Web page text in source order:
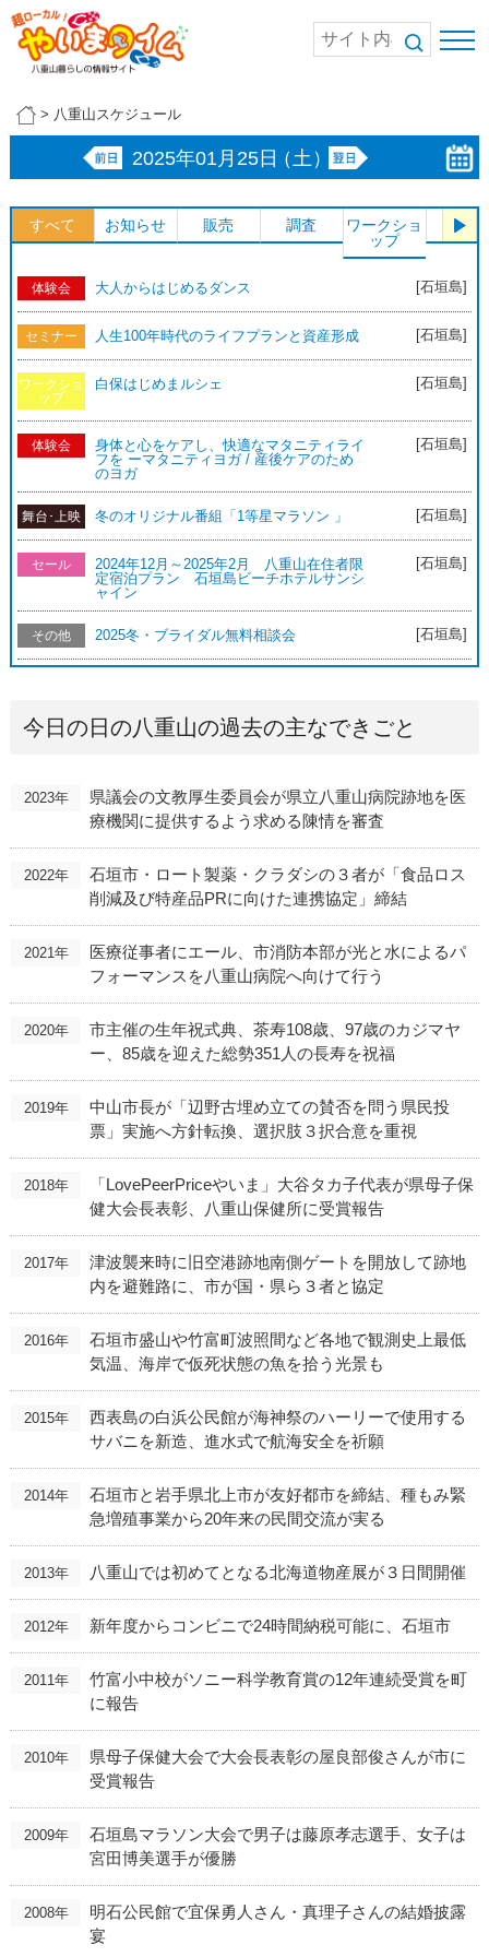
> 八重山スケジュール
2025年01月25日（土）
すべて お知らせ 販売 調査
ワークショ
ップ
体験
体験会 大人からはじめるダンス [石垣島]
セミナー 人生100年時代のライフプランと資産形成 [石垣島]
ワークショ
ップ
白保はじめまルシェ [石垣島]
体験会
身体と心をケアし、快適なマタニティライ
フを ーマタニティヨガ / 産後ケアのため
のヨガ
[石垣島]
舞台･上映 冬のオリジナル番組「1等星マラソン 」 [石垣島]
セール
2024年12月～2025年2月 八重山在住者限
定宿泊プラン 石垣島ビーチホテルサンシ
ャイン
[石垣島]
その他 2025冬・ブライダル無料相談会 [石垣島]
今日の日の八重山の過去の主なできごと
2023年
県議会の文教厚生委員会が県立八重山病院跡地を医
療機関に提供するよう求める陳情を審査
2022年
石垣市・ロート製薬・クラダシの３者が「食品ロス
削減及び特産品PRに向けた連携協定」締結
2021年
医療従事者にエール、市消防本部が光と水によるパ
フォーマンスを八重山病院へ向けて行う
2020年
市主催の生年祝式典、茶寿108歳、97歳のカジマヤ
ー、85歳を迎えた総勢351人の長寿を祝福
2019年
中山市長が「辺野古埋め立ての賛否を問う県民投
票」実施へ方針転換、選択肢３択合意を重視
2018年
「LovePeerPriceやいま」大谷タカ子代表が県母子保
健大会長表彰、八重山保健所に受賞報告
2017年
津波襲来時に旧空港跡地南側ゲートを開放して跡地
内を避難路に、市が国・県ら３者と協定
2016年
石垣市盛山や竹富町波照間など各地で観測史上最低
気温、海岸で仮死状態の魚を拾う光景も
2015年
西表島の白浜公民館が海神祭のハーリーで使用する
サバニを新造、進水式で航海安全を祈願
2014年
石垣市と岩手県北上市が友好都市を締結、種もみ緊
急増殖事業から20年来の民間交流が実る
2013年 八重山では初めてとなる北海道物産展が３日間開催
2012年 新年度からコンビニで24時間納税可能に、石垣市
2011年
竹富小中校がソニー科学教育賞の12年連続受賞を町
に報告
2010年
県母子保健大会で大会長表彰の屋良部俊さんが市に
受賞報告
2009年
石垣島マラソン大会で男子は藤原孝志選手、女子は
宮田博美選手が優勝
2008年
明石公民館で宜保勇人さん・真理子さんの結婚披露
宴